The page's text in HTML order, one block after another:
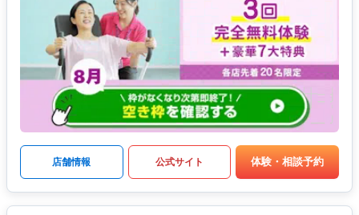
店舗情報 公式サイト 体験・相談予約